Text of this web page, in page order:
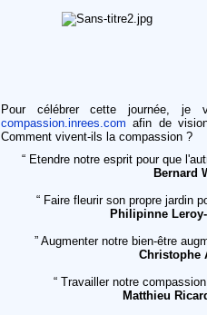
Pour célébrer cette journée,
compassion.inrees.com afin de
Comment vivent-ils la compassion ?
“ Etendre notre esprit pour que
Bernard
“ Faire fleurir son propre jardin
Philipinne
” Augmenter notre bien-être
Christophe
“ Travailler notre
Matthieu